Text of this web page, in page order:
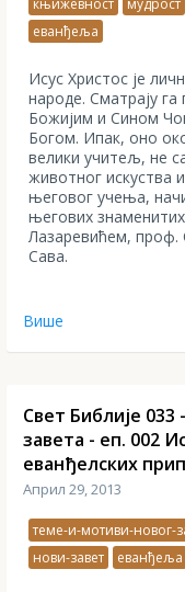
еванђеља
Исус Христос је
народе. Сматрају
Божијим и Сином
Богом. Ипак, оно
велики учитељ, не
животног искуства
његовог учења,
његових
Лазаревићем,
Сава.
Више
Свет Библије
завета - еп. 002
еванђелских
Април 29, 2013
теме-и-мотиви-новог-
нови-завет
еванђеља